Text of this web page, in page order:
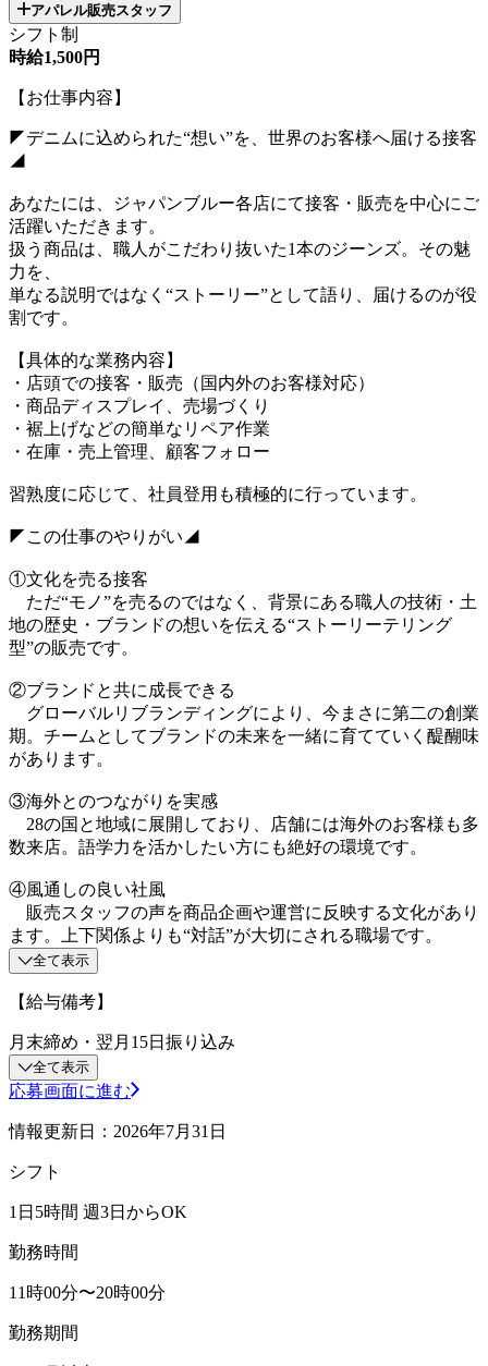
アパレル販売スタッフ
シフト制
時給1,500円
【お仕事内容】
◤デニムに込められた“想い”を、世界のお客様へ届ける接客
◢
あなたには、ジャパンブルー各店にて接客・販売を中心にご
活躍いただきます。
扱う商品は、職人がこだわり抜いた1本のジーンズ。その魅
力を、
単なる説明ではなく“ストーリー”として語り、届けるのが役
割です。
【具体的な業務内容】
・店頭での接客・販売（国内外のお客様対応）
・商品ディスプレイ、売場づくり
・裾上げなどの簡単なリペア作業
・在庫・売上管理、顧客フォロー
習熟度に応じて、社員登用も積極的に行っています。
◤この仕事のやりがい◢
①文化を売る接客
ただ“モノ”を売るのではなく、背景にある職人の技術・土
地の歴史・ブランドの想いを伝える“ストーリーテリング
型”の販売です。
②ブランドと共に成長できる
グローバルリブランディングにより、今まさに第二の創業
期。チームとしてブランドの未来を一緒に育てていく醍醐味
があります。
③海外とのつながりを実感
28の国と地域に展開しており、店舗には海外のお客様も多
数来店。語学力を活かしたい方にも絶好の環境です。
④風通しの良い社風
販売スタッフの声を商品企画や運営に反映する文化があり
ます。上下関係よりも“対話”が大切にされる職場です。
全て表示
【給与備考】
月末締め・翌月15日振り込み
全て表示
応募画面に進む
情報更新日：2026年7月31日
シフト
1日5時間 週3日からOK
勤務時間
11時00分〜20時00分
勤務期間